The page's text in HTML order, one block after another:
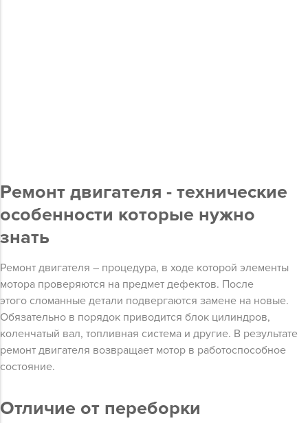
Ремонт двигателя - технические
особенности которые нужно
знать
Ремонт двигателя – процедура, в ходе которой элементы
мотора проверяются на предмет дефектов. После
этого сломанные детали подвергаются замене на новые.
Обязательно в порядок приводится блок цилиндров,
коленчатый вал, топливная система и другие. В результате
ремонт двигателя возвращает мотор в работоспособное
состояние.
Отличие от переборки